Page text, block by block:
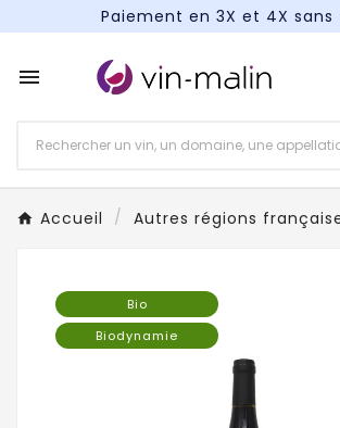
Paiement en 3X et 4X sans
Paiement en 3X et 4X sans

Accueil Autres régions
Bio
Biodynamie